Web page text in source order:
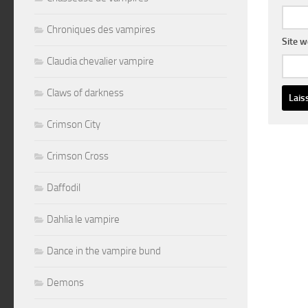
Site
Chroniques des vampires
Claudia chevalier vampire
Claws of darkness
Crimson City
Crimson Cross
Daffodil
Dahlia le vampire
Dance in the vampire bund
Demons